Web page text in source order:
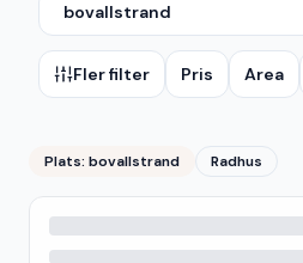
bovallstrand
Fler filter Pris Area
Plats: bovallstrand Radhus